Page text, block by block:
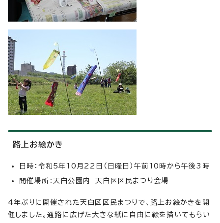
路上お絵かき
日時：令和5年10月22日（日曜日）午前10時から午後3時
開催場所：天白公園内 天白区区民まつり会場
4年ぶりに開催された天白区区民まつりで、路上お絵かきを開
催しました。通路に広げた大きな紙に自由に絵を描いてもらい